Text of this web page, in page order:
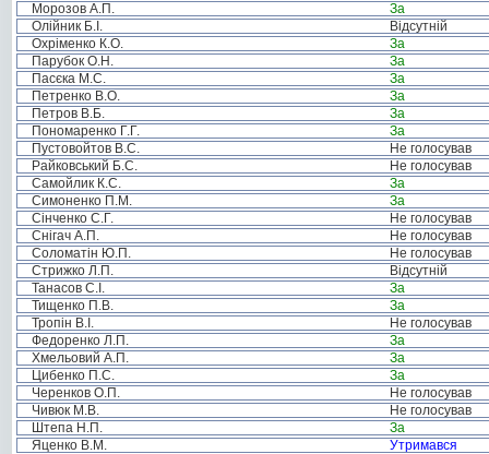
Морозов А.П.
За
Олійник Б.І.
Відсутній
Охріменко К.О.
За
Парубок О.Н.
За
Пасєка М.С.
За
Петренко В.О.
За
Петров В.Б.
За
Пономаренко Г.Г.
За
Пустовойтов В.С.
Не голосував
Райковський Б.С.
Не голосував
Самойлик К.С.
За
Симоненко П.М.
За
Сінченко С.Г.
Не голосував
Снігач А.П.
Не голосував
Соломатін Ю.П.
Не голосував
Стрижко Л.П.
Відсутній
Танасов С.І.
За
Тищенко П.В.
За
Тропін В.І.
Не голосував
Федоренко Л.П.
За
Хмельовий А.П.
За
Цибенко П.С.
За
Черенков О.П.
Не голосував
Чивюк М.В.
Не голосував
Штепа Н.П.
За
Яценко В.М.
Утримався